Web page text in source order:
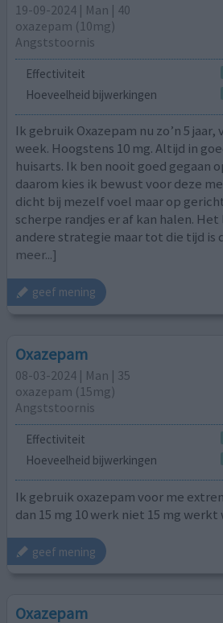
19-09-2024 | Man | 40
oxazepam (10mg)
Angststoornis
Effectiviteit
Hoeveelheid bijwerkingen
Ik gebruik Oxazepam nu zo’n 5 jaar,
week. Hoogstens 10 mg. Altijd in
huisarts. Ik ben nooit goed gegaan
daarom kies ik bewust voor deze
dicht bij mezelf voel maar op
scherpe randjes er af kan halen.
andere strategie maar tot die tijd is
meer...]
geef mening
Oxazepam
08-03-2024 | Man | 35
oxazepam (15mg)
Angststoornis
Effectiviteit
Hoeveelheid bijwerkingen
Ik gebruik oxazepam voor me
dan 15 mg 10 werk niet 15 mg werkt
geef mening
Oxazepam